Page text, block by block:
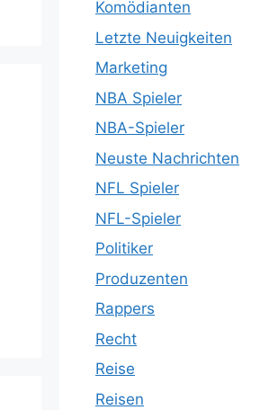
Komödianten
Letzte Neuigkeiten
Marketing
NBA Spieler
NBA-Spieler
Neuste Nachrichten
NFL Spieler
NFL-Spieler
Politiker
Produzenten
Rappers
Recht
Reise
Reisen